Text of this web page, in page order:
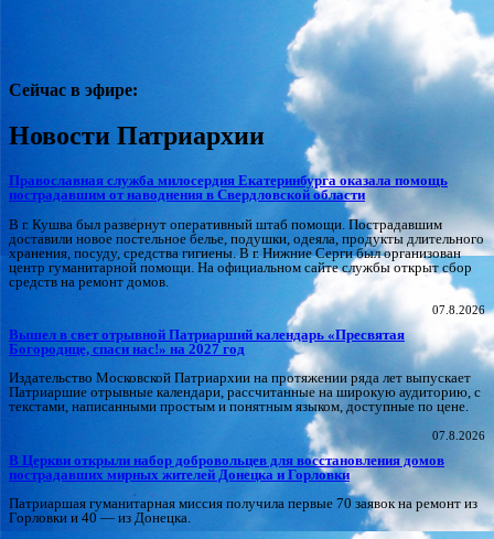
Сейчас в эфире:
Новости Патриархии
Православная служба милосердия Екатеринбурга оказала помощь
пострадавшим от наводнения в Свердловской области
В г. Кушва был развернут оперативный штаб помощи. Пострадавшим
доставили новое постельное белье, подушки, одеяла, продукты длительного
хранения, посуду, средства гигиены. В г. Нижние Серги был организован
центр гуманитарной помощи. На официальном сайте службы открыт сбор
средств на ремонт домов.
07.8.2026
Вышел в свет отрывной Патриарший календарь «Пресвятая
Богородице, спаси нас!» на 2027 год
Издательство Московской Патриархии на протяжении ряда лет выпускает
Патриаршие отрывные календари, рассчитанные на широкую аудиторию, с
текстами, написанными простым и понятным языком, доступные по цене.
07.8.2026
В Церкви открыли набор добровольцев для восстановления домов
пострадавших мирных жителей Донецка и Горловки
Патриаршая гуманитарная миссия получила первые 70 заявок на ремонт из
Горловки и 40 — из Донецка.